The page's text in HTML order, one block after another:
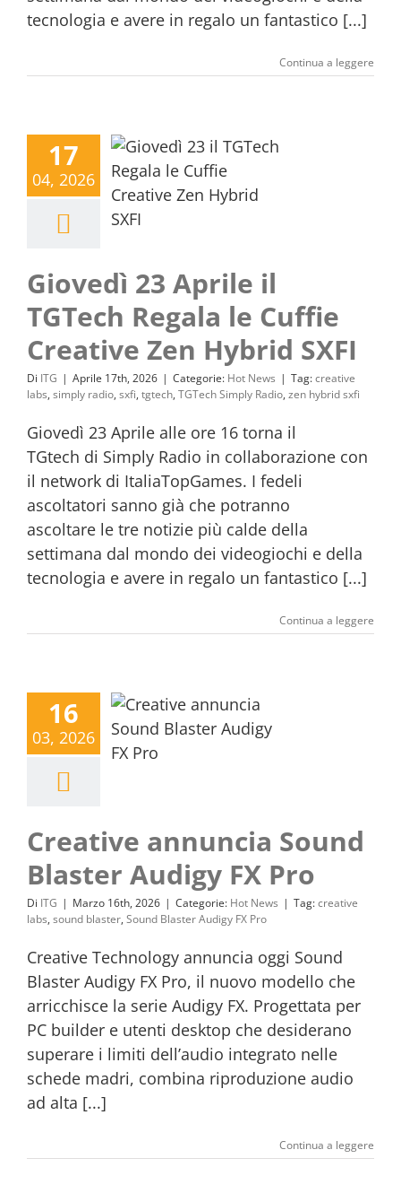
tecnologia e avere in regalo un fantastico [...]
Continua a leggere
17
04, 2026
Giovedì 23 Aprile il
TGTech Regala le Cuffie
Creative Zen Hybrid SXFI
Di ITG | Aprile 17th, 2026 | Categorie: Hot News | Tag:creative
labs, simply radio, sxfi, tgtech, TGTech Simply Radio, zen hybrid sxfi
Giovedì 23 Aprile alle ore 16 torna il
TGtech di Simply Radio in collaborazione con
il network di ItaliaTopGames. I fedeli
ascoltatori sanno già che potranno
ascoltare le tre notizie più calde della
settimana dal mondo dei videogiochi e della
tecnologia e avere in regalo un fantastico [...]
Continua a leggere
16
03, 2026
Creative annuncia Sound
Blaster Audigy FX Pro
Di ITG | Marzo 16th, 2026 | Categorie: Hot News | Tag:creative
labs, sound blaster, Sound Blaster Audigy FX Pro
Creative Technology annuncia oggi Sound
Blaster Audigy FX Pro, il nuovo modello che
arricchisce la serie Audigy FX. Progettata per
PC builder e utenti desktop che desiderano
superare i limiti dell’audio integrato nelle
schede madri, combina riproduzione audio
ad alta [...]
Continua a leggere